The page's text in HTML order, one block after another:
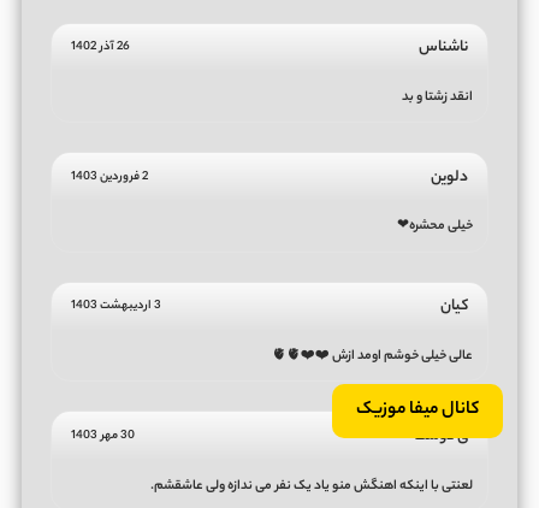
کانال میفا موزیک
ناشناس 26 آذر 1402
انقد زشتا و بد
دلوین 2 فروردین 1403
خیلی محشره❤
کیان 3 اردیبهشت 1403
عالی خیلی خوشم اومد ازش ❤️❤️🫀🫀
ی دوست 30 مهر 1403
لعنتی با اینکه اهنگش منو یاد یک نفر می ندازه ولی عاشقشم.